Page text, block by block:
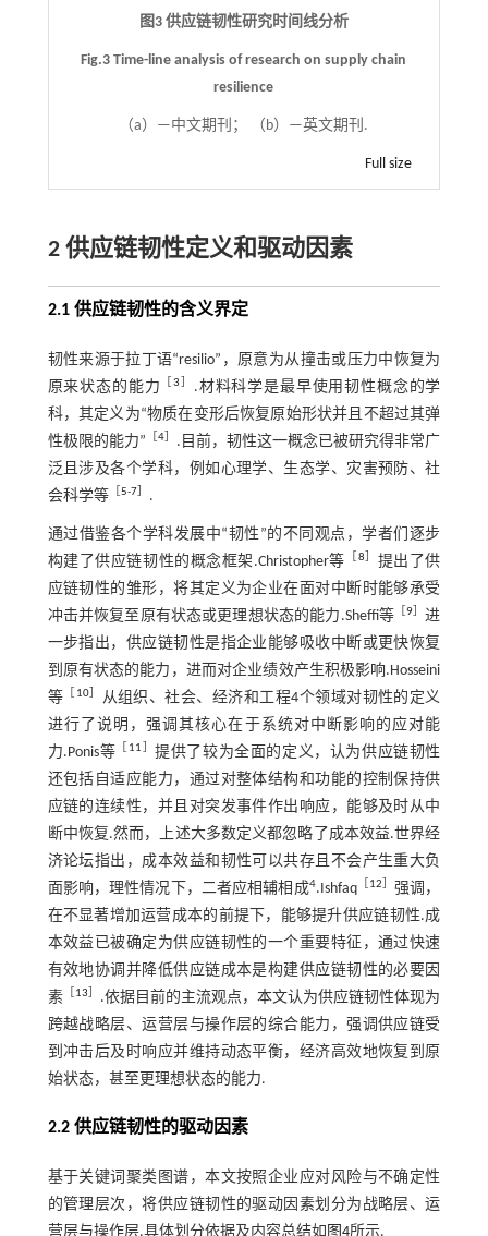
图3 供应链韧性研究时间线分析
Fig.3 Time-line analysis of research on supply chain
resilience
（a）—中文期刊； （b）—英文期刊.
Full size
2 供应链韧性定义和驱动因素
2.1 供应链韧性的含义界定
韧性来源于拉丁语“resilio”，原意为从撞击或压力中恢复为
原来状态的能力
［3
.材料科学是最早使用韧性概念的学
科，其定义为“物质在变形后恢复原始形状并且不超过其弹
性极限的能力”
4］ .目前，韧性这一概念已被研究得非常广
泛且涉及各个学科，例如心理学、生态学、灾害预防、社
会科学等［ 5-7］ .
通过借鉴各个学科发展中“韧性”的不同观点，学者们逐步
构建了供应链韧性的概念框架.Christopher等
8
提出了供
应链韧性的雏形，将其定义为企业在面对中断时能够承受
冲击并恢复至原有状态或更理想状态的能力.Sheffi等［9 ］进
一步指出，供应链韧性是指企业能够吸收中断或更快恢复
到原有状态的能力，进而对企业绩效产生积极影响.Hosseini
等
10］ 从组织、社会、经济和工程4个领域对韧性的定义
进行了说明，强调其核心在于系统对中断影响的应对能
力.Ponis等
11 ］提供了较为全面的定义，认为供应链韧性
还包括自适应能力，通过对整体结构和功能的控制保持供
应链的连续性，并且对突发事件作出响应，能够及时从中
断中恢复.然而，上述大多数定义都忽略了成本效益.世界经
济论坛指出，成本效益和韧性可以共存且不会产生重大负
面影响，理性情况下，二者应相辅相成4.Ishfaq［ 12 ］强调，
在不显著增加运营成本的前提下，能够提升供应链韧性.成
本效益已被确定为供应链韧性的一个重要特征，通过快速
有效地协调并降低供应链成本是构建供应链韧性的必要因
素［ 13
.依据目前的主流观点，本文认为供应链韧性体现为
跨越战略层、运营层与操作层的综合能力，强调供应链受
到冲击后及时响应并维持动态平衡，经济高效地恢复到原
始状态，甚至更理想状态的能力.
2.2 供应链韧性的驱动因素
基于关键词聚类图谱，本文按照企业应对风险与不确定性
的管理层次，将供应链韧性的驱动因素划分为战略层、运
营层与操作层.具体划分依据及内容总结如 图4所示.